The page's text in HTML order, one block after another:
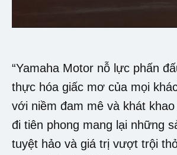
“Yamaha Motor nỗ lực phấn
thực hóa giấc mơ của mọi
với niềm đam mê và khát
đi tiên phong mang lại những
tuyệt hảo và giá trị vượt trội